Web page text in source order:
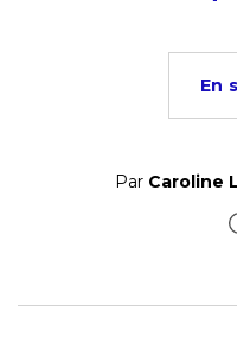
En
Par Caroline